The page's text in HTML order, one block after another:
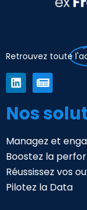
Retrouvez toute
Nos
Managez et
Boostez la
Réussissez vos
Pilotez la Data